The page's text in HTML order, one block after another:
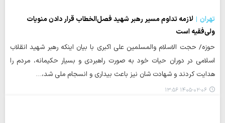
تهران
لازمه تداوم مسیر رهبر شهید فصل‌الخطاب قرار دادن منویات
ولی‌فقیه است
حوزه/ حجت الاسلام والمسلمین علی اکبری با بیان اینکه رهبر شهید انقلاب
اسلامی در دوران حیات خود به صورت راهبردی و بسیار حکیمانه، مردم را
هدایت کردند و شهادت شان نیز باعث بیداری و انسجام ملی شد،…
۱۴۰۵-۰۲-۰۶ ۱۳:۵۶